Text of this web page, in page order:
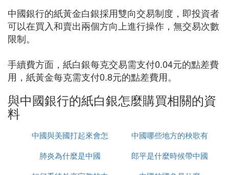
中國銀行的紙黃金白銀採用雙向交易制度，即投資者
可以在買入和賣出兩個方向上進行操作，無交易次數
限制。
手續費方面，紙白銀每克交易需支付0.04元的點差費
用，紙黃金每克需支付0.8元的點差費用。
與中國銀行的紙白銀怎麼購買相關的資
料
中國與美國打起來會怎
麼樣
中國哪些地方的秧歌有
名
肺炎為什麼是中國
郎平是什麼時候帶中國